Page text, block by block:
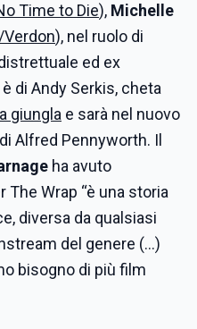
Time to Die), Michelle
), nel ruolo di
ed ex
di Andy Serkis, cheta
giungla e sarà nel nuovo
Alfred Pennyworth. Il
ha avuto
Wrap “è una storia
diversa da qualsiasi
del genere (…)
bisogno di più film